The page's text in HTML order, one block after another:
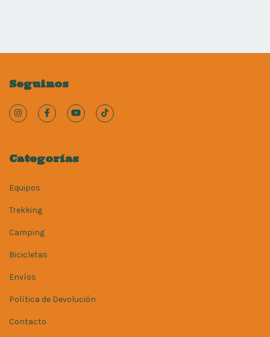
Seguinos
Categorías
Equipos
Trekking
Camping
Bicicletas
Envíos
Política de Devolución
Contacto